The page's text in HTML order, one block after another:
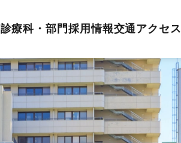
診療科・部門 採用情報交通アクセス